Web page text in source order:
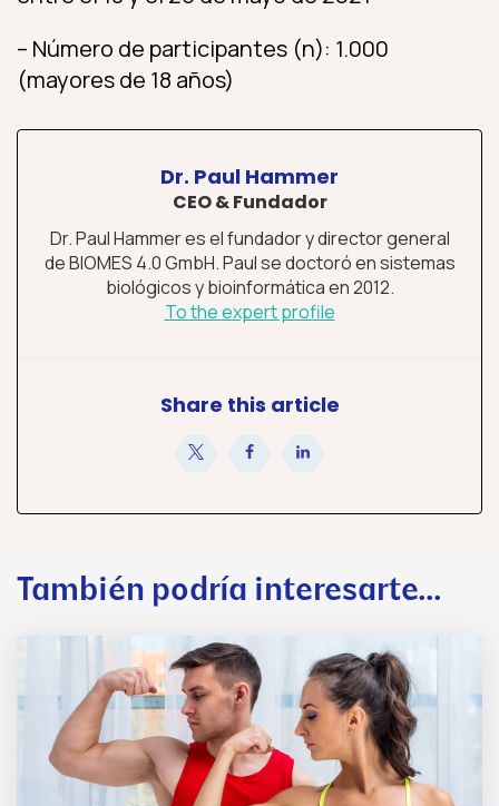
– Número de participantes (n): 1.000
(mayores de 18 años)
Dr. Paul Hammer
CEO & Fundador
Dr. Paul Hammer es el fundador y director general
de BIOMES 4.0 GmbH. Paul se doctoró en sistemas
biológicos y bioinformática en 2012.
To the expert profile
Share this article
También podría interesarte...